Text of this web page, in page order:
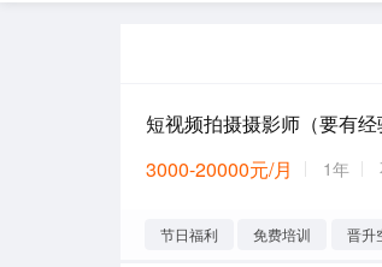
短视频拍摄摄影师（要有经
3000-20000元/月
1年
节日福利 免费培训 晋升